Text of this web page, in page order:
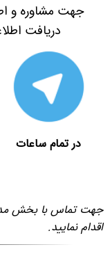
جهت مشاوره و
دریافت
در تمام ساعات
جهت تماس با بخش
اقدام نمایید.